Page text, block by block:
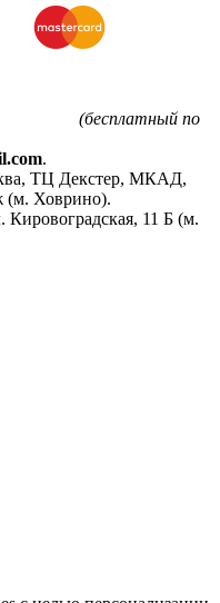
(бесплатный по
.
, ТЦ Декстер, МКАД,
(м. Ховрино).
Кировоградская, 11 Б (м.